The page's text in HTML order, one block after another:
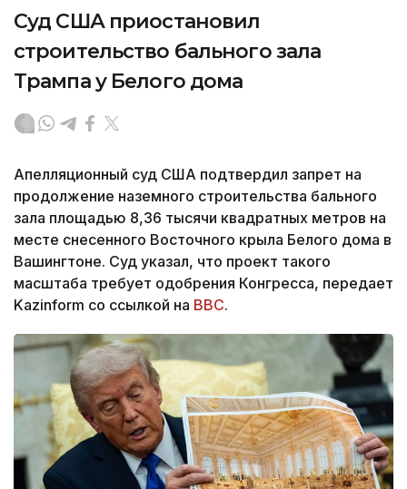
Суд США приостановил
строительство бального зала
Трампа у Белого дома
Апелляционный суд США подтвердил запрет на
продолжение наземного строительства бального
зала площадью 8,36 тысячи квадратных метров на
месте снесенного Восточного крыла Белого дома в
Вашингтоне. Суд указал, что проект такого
масштаба требует одобрения Конгресса, передает
Kazinform со ссылкой на BBC.